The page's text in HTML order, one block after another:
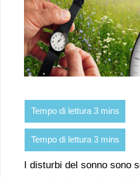
I disturbi del sonno sono